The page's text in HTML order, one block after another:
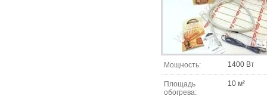
Мощность: 1400 Вт
Площадь
обогрева:
10 м²